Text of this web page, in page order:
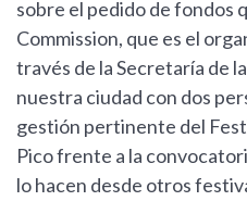
sobre el pedido de fondos
Commission, que es el
través de la Secretaría de
nuestra ciudad con dos
gestión pertinente del
Pico frente a la
lo hacen desde otros